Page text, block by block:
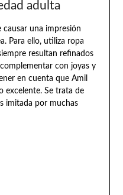
adulta
causar una impresión
Para ello, utiliza ropa
resultan refinados
con joyas y
en cuenta que Amil
excelente. Se trata de
imitada por muchas